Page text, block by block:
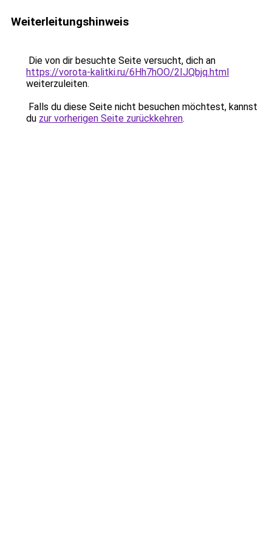
Weiterleitungshinweis
Die von dir besuchte Seite versucht, dich an
https://vorota-kalitki.ru/6Hh7hOO/2IJQbjq.html
weiterzuleiten.
Falls du diese Seite nicht besuchen möchtest, kannst
du zur vorherigen Seite zurückkehren.